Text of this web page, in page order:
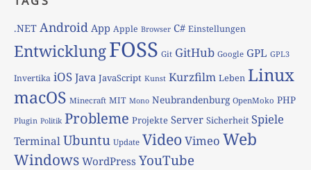
.NET Android App Apple Browser C# Einstellungen
EntwicklungFOSS Git GitHub Google GPL GPL3
Invertika iOS Java JavaScript Kunst Kurzfilm Leben Linux
macOS Minecraft MIT Mono Neubrandenburg OpenMoko PHP
Plugin Politik Probleme Projekte Server Sicherheit Spiele
TerminalUbuntu Update VideoVimeo Web
Windows WordPress YouTube